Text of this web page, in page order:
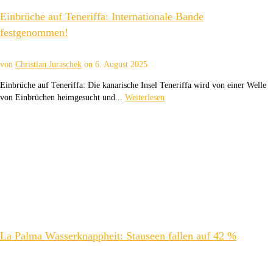
Einbrüche auf Teneriffa: Internationale Bande
festgenommen!
von Christian Juraschek on 6. August 2025
Einbrüche auf Teneriffa: Die kanarische Insel Teneriffa wird von einer Welle
von Einbrüchen heimgesucht und... Weiterlesen
La Palma Wasserknappheit: Stauseen fallen auf 42 %